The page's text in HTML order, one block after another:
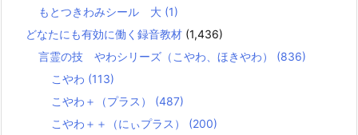
もとつきわみシール 大 (1)
どなたにも有効に働く録音教材 (1,436)
言霊の技 やわシリーズ（こやわ、ほきやわ） (836)
こやわ (113)
こやわ＋（プラス） (487)
こやわ＋＋（にぃプラス） (200)